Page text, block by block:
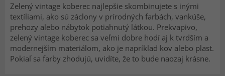
Zelený vintage koberec najlepšie skombinujete s inými
textíliami, ako sú záclony v prírodných farbách, vankúše,
prehozy alebo nábytok potiahnutý látkou. Prekvapivo,
zelený vintage koberec sa veľmi dobre hodí aj k tvrdším a
modernejším materiálom, ako je napríklad kov alebo plast.
Pokiaľ sa farby zhodujú, uvidíte, že to bude naozaj krásne.